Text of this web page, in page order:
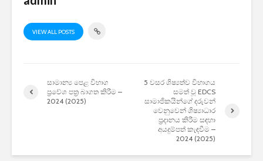
VIEW ALL POSTS
සාමාන්‍ය පෙළ විභාග
ප්‍රවේශ පත්‍ර බාගත කිරීම –
2024 (2025)
5 වසර ශිෂ්‍යත්ව විභාගය
සමත් වූ EDCS
සාමාජිකයින්ගේ දරුවන්
වෙනුවෙන් ශිෂ්‍යාධාර
ප්‍රදානය කිරීම සඳහා
අයදුම්පත් කැඳවීම –
2024 (2025)